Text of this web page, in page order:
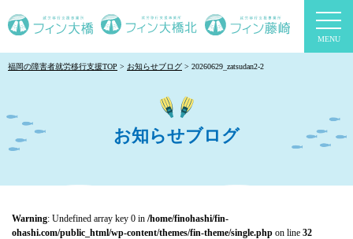
福岡の障害者就労移行支援TOP お知らせブログ 20260629_zatsudan2-2
お知らせブログ
Warning: Undefined array key 0 in /home/finohashi/fin-
ohashi.com/public_html/wp-content/themes/fin-theme/single.php on line 32